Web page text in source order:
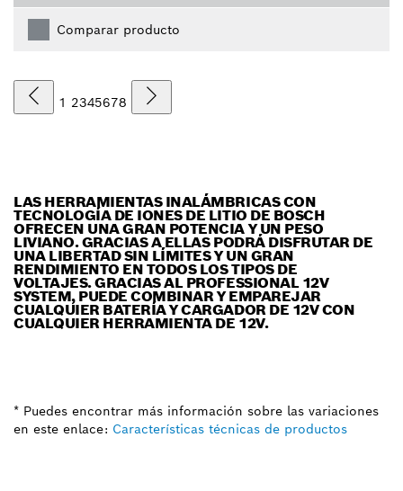
Comparar producto
1 2345678
LAS HERRAMIENTAS INALÁMBRICAS CON
TECNOLOGÍA DE IONES DE LITIO DE BOSCH
OFRECEN UNA GRAN POTENCIA Y UN PESO
LIVIANO. GRACIAS A ELLAS PODRÁ DISFRUTAR DE
UNA LIBERTAD SIN LÍMITES Y UN GRAN
RENDIMIENTO EN TODOS LOS TIPOS DE
VOLTAJES. GRACIAS AL PROFESSIONAL 12V
SYSTEM, PUEDE COMBINAR Y EMPAREJAR
CUALQUIER BATERÍA Y CARGADOR DE 12V CON
CUALQUIER HERRAMIENTA DE 12V.
* Puedes encontrar más información sobre las variaciones
en este enlace: Características técnicas de productos